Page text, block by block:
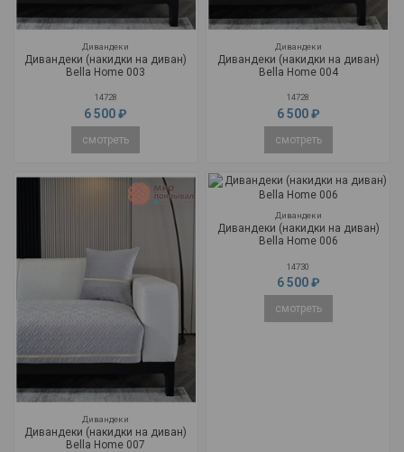
Дивандеки
Дивандеки (накидки на диван)
Bella Home 003
14728
6 500 ₽
смотреть
Дивандеки
Дивандеки (накидки на диван)
Bella Home 004
14728
6 500 ₽
смотреть
Дивандеки
Дивандеки (накидки на диван)
Bella Home 007
Дивандеки
Дивандеки (накидки на диван)
Bella Home 006
14730
6 500 ₽
смотреть